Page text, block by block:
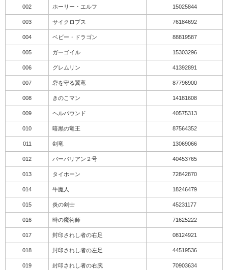
002 ホーリー・エルフ 15025844
003 サイクロプス 76184692
004 ベビー・ドラゴン 88819587
005 ガーゴイル 15303296
006 グレムリン 41392891
007 砦を守る翼竜 87796900
008 きのこマン 14181608
009 ヘルバウンド 40575313
010 暗黒の竜王 87564352
011 剣竜 13069066
012 バーバリアン２号 40453765
013 タイホーン 72842870
014 牛魔人 18246479
015 炎の剣士 45231177
016 時の魔術師 71625222
017 封印されし者の右足 08124921
018 封印されし者の左足 44519536
019 封印されし者の右腕 70903634